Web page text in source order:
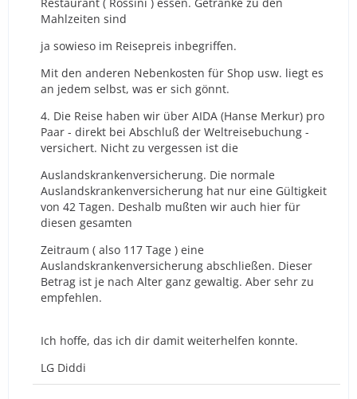
Mahlzeiten sind
ja sowieso im Reisepreis inbegriffen.
Mit den anderen Nebenkosten für Shop usw. liegt es
an jedem selbst, was er sich gönnt.
4. Die Reise haben wir über AIDA (Hanse Merkur) pro
Paar - direkt bei Abschluß der Weltreisebuchung -
versichert. Nicht zu vergessen ist die
Auslandskrankenversicherung. Die normale
Auslandskrankenversicherung hat nur eine Gültigkeit
von 42 Tagen. Deshalb mußten wir auch hier für
diesen gesamten
Zeitraum ( also 117 Tage ) eine
Auslandskrankenversicherung abschließen. Dieser
Betrag ist je nach Alter ganz gewaltig. Aber sehr zu
empfehlen.
Ich hoffe, das ich dir damit weiterhelfen konnte.
LG Diddi